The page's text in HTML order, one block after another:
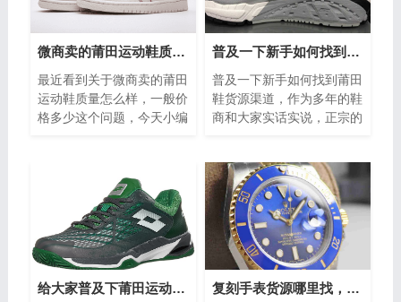
微商卖的莆田运动鞋质量怎么样，一般价格多少
最近看到关于微商卖的莆田
运动鞋质量怎么样，一般价
格多少这个问题，今天小编
普及一下新手如何找到莆田鞋货源渠道
普及一下新手如何找到莆田
鞋货源渠道，作为多年的鞋
商和大家实话实说，正宗的
双，也给亲朋...
给大家普及下莆田运动鞋质量怎么样？ 复刻手表货源哪里找，站西档口支持全国各批发地拿